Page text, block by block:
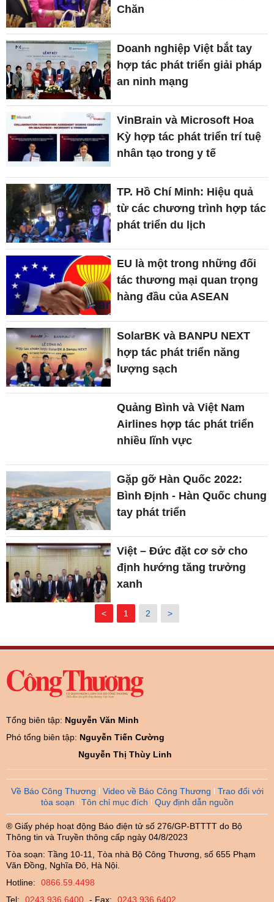
Chăn
Doanh nghiệp Việt bắt tay
hợp tác phát triển giải pháp
an ninh mạng
VinBrain và Microsoft Hoa
Kỳ hợp tác phát triển trí tuệ
nhân tạo trong y tế
TP. Hồ Chí Minh: Hiệu quả
từ các chương trình hợp tác
phát triển du lịch
EU là một trong những đối
tác thương mại quan trọng
hàng đầu của ASEAN
SolarBK và BANPU NEXT
hợp tác phát triển năng
lượng sạch
Quảng Bình và Việt Nam
Airlines hợp tác phát triển
nhiều lĩnh vực
Gặp gỡ Hàn Quốc 2022:
Bình Định - Hàn Quốc chung
tay phát triển
Việt – Đức đặt cơ sở cho
định hướng tăng trưởng
xanh
< 1 2 >
Tổng biên tập: Nguyễn Văn Minh
Phó tổng biên tập: Nguyễn Tiến Cường
Nguyễn Thị Thùy Linh
Về Báo Công Thương Video về Báo Công Thương
Trao đổi với
tòa soạn
Tôn chỉ mục đích Quy định dẫn nguồn
® Giấy phép hoạt động Báo điện tử số 276/GP-BTTTT do Bộ
Thông tin và Truyền thông cấp ngày 04/8/2023
Tòa soạn: Tầng 10-11, Tòa nhà Bộ Công Thương, số 655 Phạm
Văn Đồng, Nghĩa Đô, Hà Nội.
Hotline:
0866.59.4498
Tel:
0243.936.6400 - Fax: 0243.936.6402